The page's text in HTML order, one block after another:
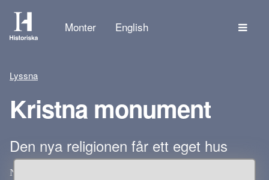
Monter English
Lyssna
Kristna monument
Den nya religionen får ett eget hus
När kristen tro först introducerades i Skandinavien fanns